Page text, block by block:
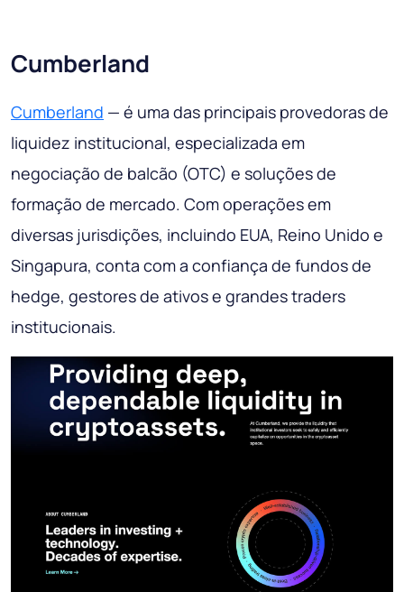
Cumberland
Cumberland — é uma das principais provedoras de
liquidez institucional, especializada em
negociação de balcão (OTC) e soluções de
formação de mercado. Com operações em
diversas jurisdições, incluindo EUA, Reino Unido e
Singapura, conta com a confiança de fundos de
hedge, gestores de ativos e grandes traders
institucionais.